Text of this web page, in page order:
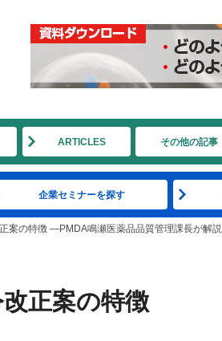
ARTICLES その他の記事
企業セミナーを探す
案の特徴 ―​PMDA鳴瀬医薬品品質管理課長が解説
正案の特徴